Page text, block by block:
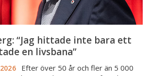
“Jag hittade inte bara ett
en livsbana”
Efter över 50 år och fler än 5 000